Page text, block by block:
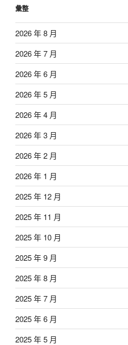
彙整
2026 年 8 月
2026 年 7 月
2026 年 6 月
2026 年 5 月
2026 年 4 月
2026 年 3 月
2026 年 2 月
2026 年 1 月
2025 年 12 月
2025 年 11 月
2025 年 10 月
2025 年 9 月
2025 年 8 月
2025 年 7 月
2025 年 6 月
2025 年 5 月